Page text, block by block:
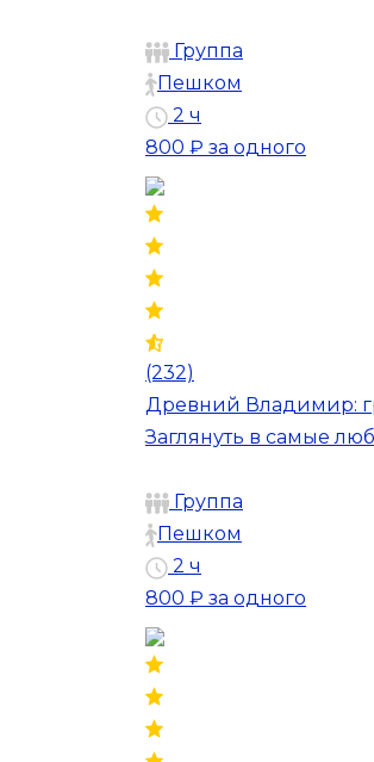
Группа
Пешком
2 ч
800 ₽ за одного
(232)
Древний Владимир:
Заглянуть в самые
Группа
Пешком
2 ч
800 ₽ за одного